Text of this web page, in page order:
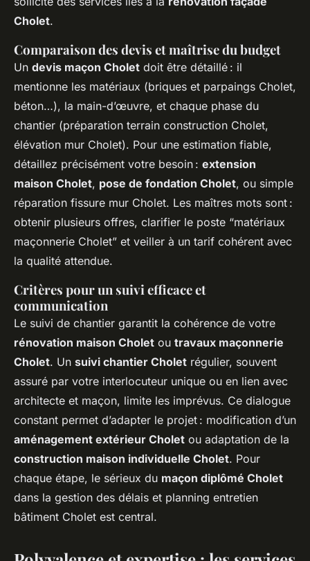
Cholet.
Comparaison des devis et maîtrise du budget
Un devis maçon Cholet doit être détaillé : il
mentionne les matériaux (briques et parpaings Cholet,
béton…), la main-d’œuvre, et chaque phase du
chantier (préparation terrain construction Cholet,
élévation mur Cholet). Pour une estimation fiable,
détaillez précisément votre besoin : extension
maison Cholet, pose de fondation Cholet, ou simple
réparation fissure mur Cholet. Les maîtres mots sont :
obtenir plusieurs offres, clarifier le poste “matériaux
maçonnerie Cholet” et veiller à un tarif cohérent avec
la qualité attendue.
Critères pour un suivi efficace et
communication
Le suivi de chantier garantit la cohérence de votre
rénovation maison Cholet ou travaux maçonnerie
Cholet. Un suivi chantier Cholet régulier, souvent
assuré par votre interlocuteur unique ou en lien avec
architecte et maçon, limite les imprévus. Ce dialogue
constant permet d’adapter le projet : modification d’un
aménagement extérieur Cholet ou adaptation de la
construction maison individuelle Cholet. Pour
chaque étape, le sérieux du maçon diplômé Cholet
dans la gestion des délais et planning entretien
bâtiment Cholet est central.